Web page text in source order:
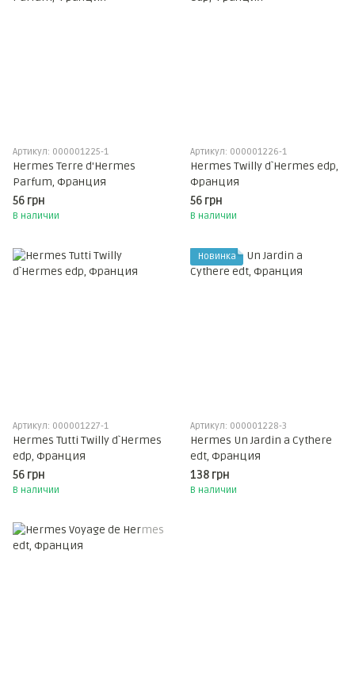
Артикул: 000001225-1
Hermes Terre d'Hermes
Parfum, Франция
56 грн
В наличии
Артикул: 000001226-1
Hermes Twilly d`Hermes edp,
Франция
56 грн
В наличии
Артикул: 000001227-1
Hermes Tutti Twilly d`Hermes
edp, Франция
56 грн
В наличии
Новинка
Артикул: 000001228-3
Hermes Un Jardin a Cythere
edt, Франция
138 грн
В наличии